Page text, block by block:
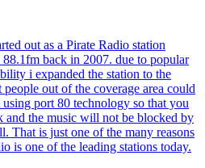
out as a Pirate Radio station
back in 2007. due to popular
i expanded the station to the
out of the coverage area could
using port 80 technology so that you
and the music will not be blocked by
That is just one of the many reasons
is one of the leading stations today.